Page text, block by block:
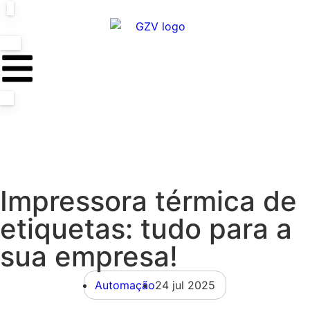
Impressora térmica de
etiquetas: tudo para a
sua empresa!
Automação24 jul 2025